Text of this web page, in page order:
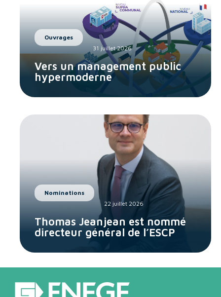
Ouvrages
31 juillet 2026
Vers un management public
hypermoderne
Nominations
22 juillet 2026
Thomas Jeanjean est nommé
directeur général de l’ESCP